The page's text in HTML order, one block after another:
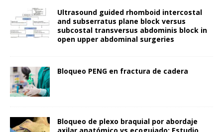
Ultrasound guided rhomboid intercostal
and subserratus plane block versus
subcostal transversus abdominis block in
open upper abdominal surgeries
Bloqueo PENG en fractura de cadera
Bloqueo de plexo braquial por abordaje